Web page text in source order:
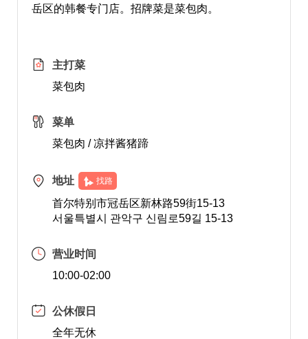
岳区的韩餐专门店。招牌菜是菜包肉。
主打菜
菜包肉
菜单
菜包肉 / 凉拌酱猪蹄
地址 找路
首尔特别市冠岳区新林路59街15-13
서울특별시 관악구 신림로59길 15-13
营业时间
10:00-02:00
公休假日
全年无休